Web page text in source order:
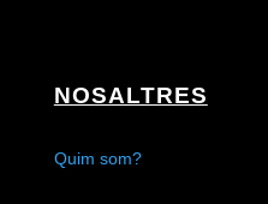
NOSALTRES
Quim som?